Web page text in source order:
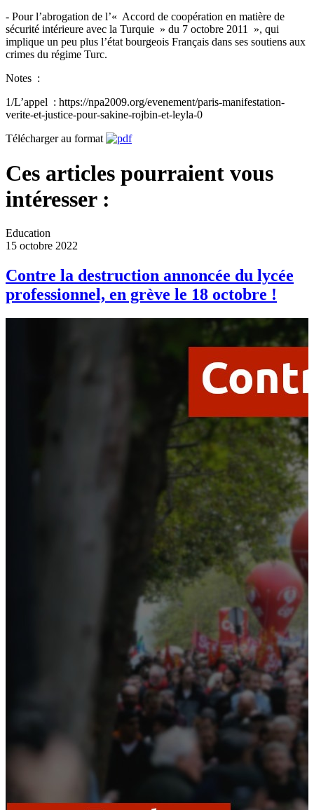
- Pour l’abrogation de l’« Accord de coopération en matière de
sécurité intérieure avec la Turquie » du 7 octobre 2011 », qui
implique un peu plus l’état bourgeois Français dans ses soutiens aux
crimes du régime Turc.
Notes :
1/L’appel : https://npa2009.org/evenement/paris-manifestation-
verite-et-justice-pour-sakine-rojbin-et-leyla-0
Télécharger au format
Ces articles pourraient vous
intéresser :
Education
15 octobre 2022
Contre la destruction annoncée du lycée
professionnel, en grève le 18 octobre !